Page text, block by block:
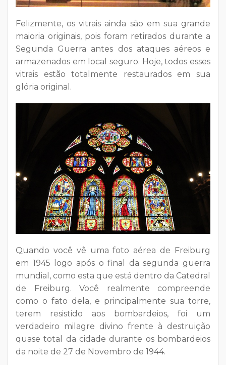
Felizmente, os vitrais ainda são em sua grande
maioria originais, pois foram retirados durante a
Segunda Guerra antes dos ataques aéreos e
armazenados em local seguro. Hoje, todos esses
vitrais estão totalmente restaurados em sua
glória original.
Quando você vê uma foto aérea de Freiburg
em 1945 logo após o final da segunda guerra
mundial, como esta que está dentro da Catedral
de Freiburg. Você realmente compreende
como o fato dela, e principalmente sua torre,
terem resistido aos bombardeios, foi um
verdadeiro milagre divino frente à destruição
quase total da cidade durante os bombardeios
da noite de 27 de Novembro de 1944.